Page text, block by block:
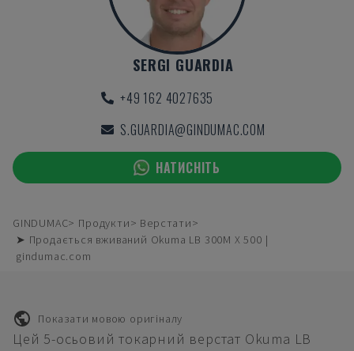
SERGI GUARDIA
+49 162 4027635
S.GUARDIA@GINDUMAC.COM
НАТИСНІТЬ
GINDUMAC Продукти
Верстати
➤ Продається вживаний Okuma LB 300M X 500 |
gindumac.com
Показати мовою оригіналу
Цей 5-осьовий токарний верстат Okuma LB